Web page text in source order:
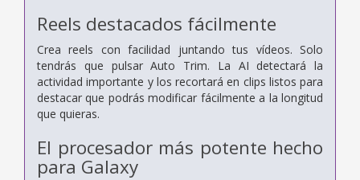
Reels destacados fácilmente
Crea reels con facilidad juntando tus vídeos. Solo
tendrás que pulsar Auto Trim. La AI detectará la
actividad importante y los recortará en clips listos para
destacar que podrás modificar fácilmente a la longitud
que quieras.
El procesador más potente hecho
para Galaxy